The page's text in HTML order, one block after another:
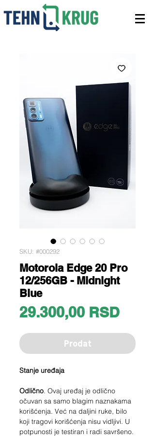
SKU: #000292
Motorola Edge 20 Pro
12/256GB - Midnight
Blue
29.300,00 RSDPrice
Prodat
Stanje uređaja
Odlično. Ovaj uređaj je odlično
očuvan sa samo blagim naznakama
korišćenja. Već na daljini ruke, bilo
koji tragovi korišćenja nisu vidljivi. U
potpunosti je testiran i radi savršeno.